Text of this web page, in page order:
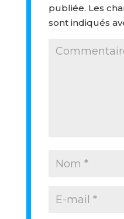
publiée. Les
sont indiqués